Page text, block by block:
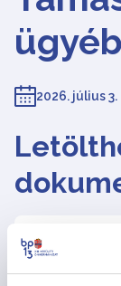
2026. július 3.
Szabó
Méret: 141,77